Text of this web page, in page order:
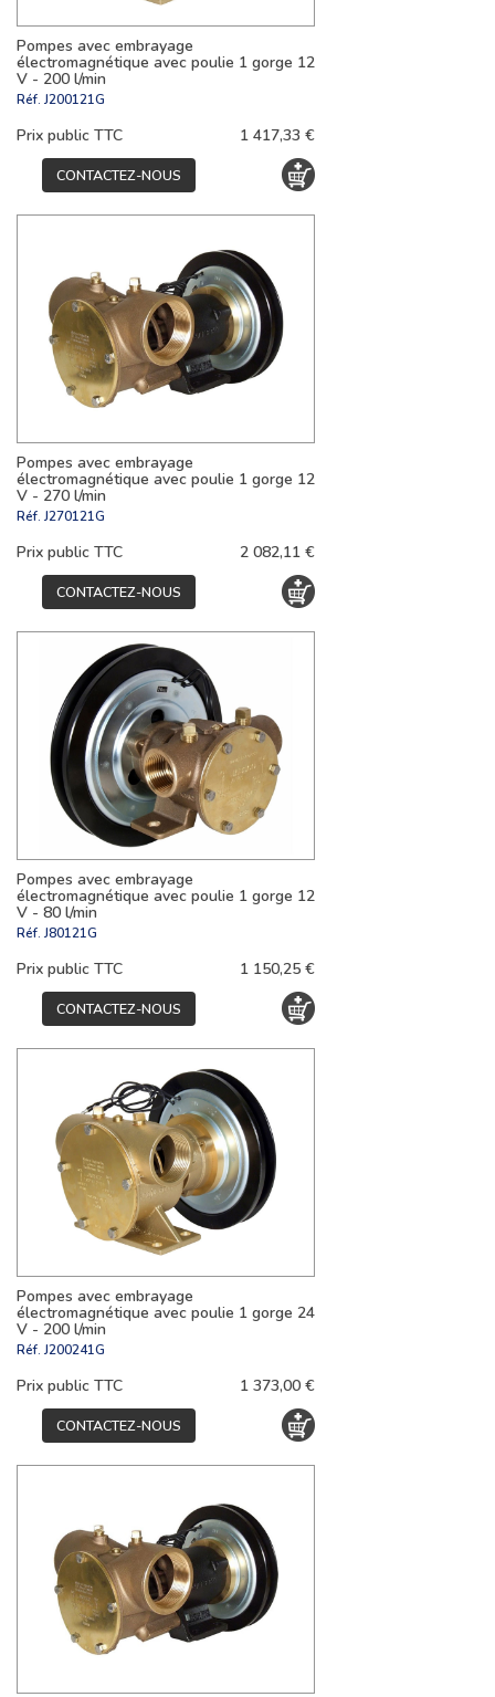
Pompes avec embrayage
électromagnétique avec poulie 1 gorge 12
V - 200 l/min
Réf. J200121G
Prix public TTC 1 417,33 €
CONTACTEZ-NOUS
Pompes avec embrayage
électromagnétique avec poulie 1 gorge 12
V - 270 l/min
Réf. J270121G
Prix public TTC 2 082,11 €
CONTACTEZ-NOUS
Pompes avec embrayage
électromagnétique avec poulie 1 gorge 12
V - 80 l/min
Réf. J80121G
Prix public TTC 1 150,25 €
CONTACTEZ-NOUS
Pompes avec embrayage
électromagnétique avec poulie 1 gorge 24
V - 200 l/min
Réf. J200241G
Prix public TTC 1 373,00 €
CONTACTEZ-NOUS